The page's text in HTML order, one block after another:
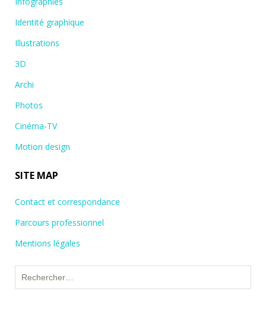
Identité graphique
Illustrations
3D
Archi
Photos
Cinéma-TV
Motion design
SITE MAP
Contact et correspondance
Parcours professionnel
Mentions légales
Rechercher :